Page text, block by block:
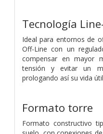
Tecnología
Ideal para entornos de
Off-Line con un
compensar en mayor
tensión y evitar un
prologando así su vida
Formato torre
Formato constructivo